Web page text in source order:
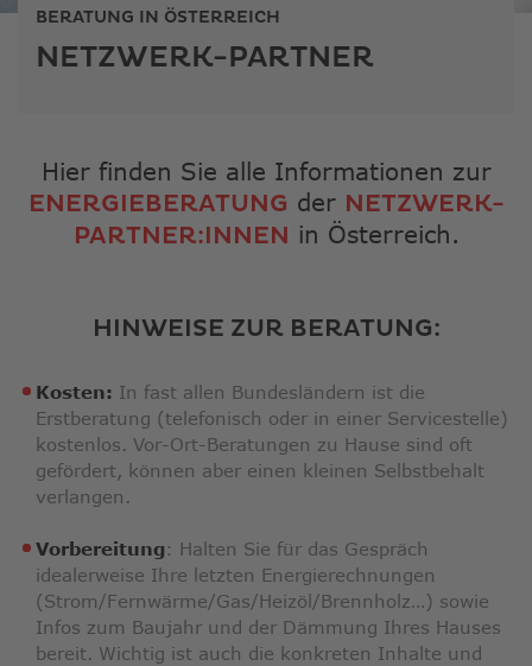
Touch-
BERATUNG IN ÖSTERREICH
NETZWERK-PARTNER
Hier finden Sie alle Informationen zur
ENERGIEBERATUNG der NETZWERK-
PARTNER:INNEN in Österreich.
HINWEISE ZUR BERATUNG:
Kosten: In fast allen Bundesländern ist die
Erstberatung (telefonisch oder in einer Servicestelle)
kostenlos. Vor-Ort-Beratungen zu Hause sind oft
gefördert, können aber einen kleinen Selbstbehalt
verlangen.
Vorbereitung : Halten Sie für das Gespräch
idealerweise Ihre letzten Energierechnungen
(Strom/Fernwärme/Gas/Heizöl/Brennholz…) sowie
Infos zum Baujahr und der Dämmung Ihres Hauses
bereit. Wichtig ist auch die konkreten Inhalte und